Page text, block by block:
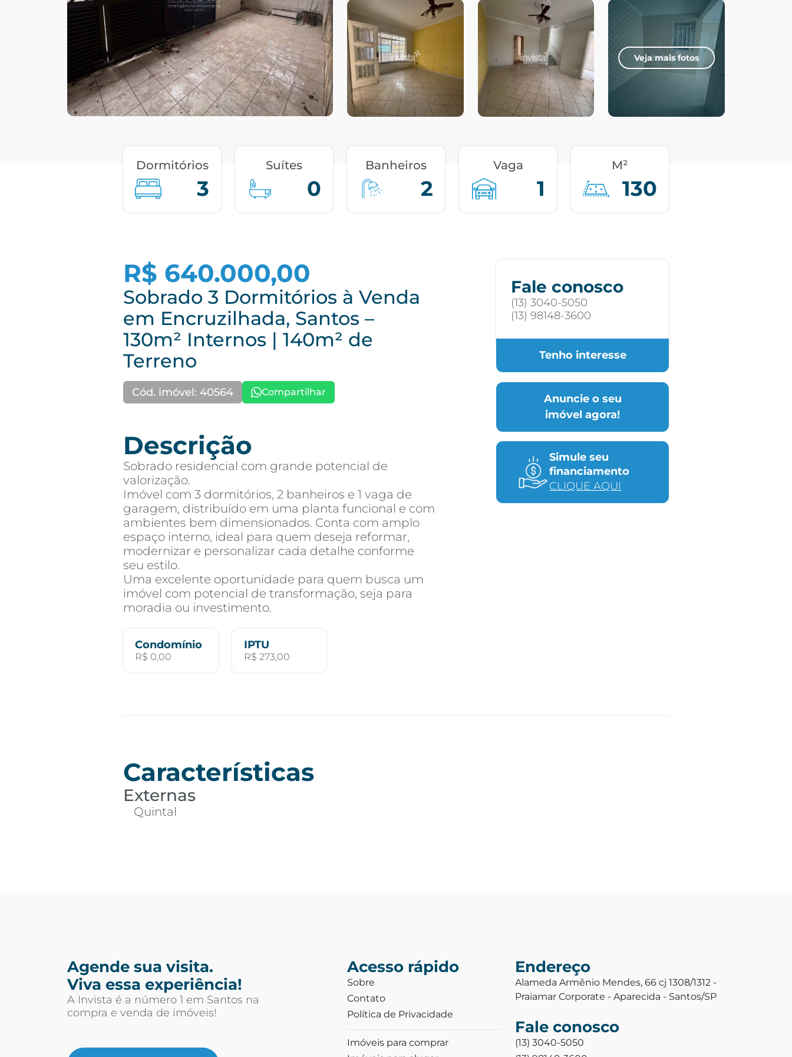
Veja mais fotos
Dormitórios
3
Suítes
0
Banheiros
2
Vaga
1
M²
130
R$ 640.000,00
Sobrado 3 Dormitórios à Venda
em Encruzilhada, Santos –
130m² Internos | 140m² de
Terreno
Cód. imóvel: 40564 Compartilhar
Descrição
Sobrado residencial com grande potencial de
valorização.
Imóvel com 3 dormitórios, 2 banheiros e 1 vaga de
garagem, distribuído em uma planta funcional e com
ambientes bem dimensionados. Conta com amplo
espaço interno, ideal para quem deseja reformar,
modernizar e personalizar cada detalhe conforme
seu estilo.
Uma excelente oportunidade para quem busca um
imóvel com potencial de transformação, seja para
moradia ou investimento.
Condomínio
R$ 0,00
IPTU
R$ 273,00
Fale conosco
(13) 3040-5050
(13) 98148-3600
Tenho interesse
Anuncie o seu
imóvel agora!
Simule seu
financiamento
CLIQUE AQUI
Características
Externas
Quintal
Agende sua visita.
Viva essa experiência!
A Invista é a número 1 em Santos na
compra e venda de imóveis!
Acesso rápido
Sobre
Contato
Política de Privacidade
Imóveis para comprar
Endereço
Alameda Armênio Mendes, 66 cj 1308/1312 -
Praiamar Corporate - Aparecida - Santos/SP
Fale conosco
(13) 3040-5050